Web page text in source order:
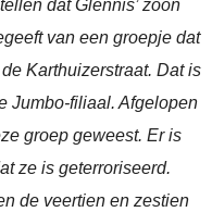
dat Glennis’ zoon
van een groepje dat
Karthuizerstraat. Dat is
Jumbo-filiaal. Afgelopen
groep geweest. Er is
ze is geterroriseerd.
de veertien en zestien